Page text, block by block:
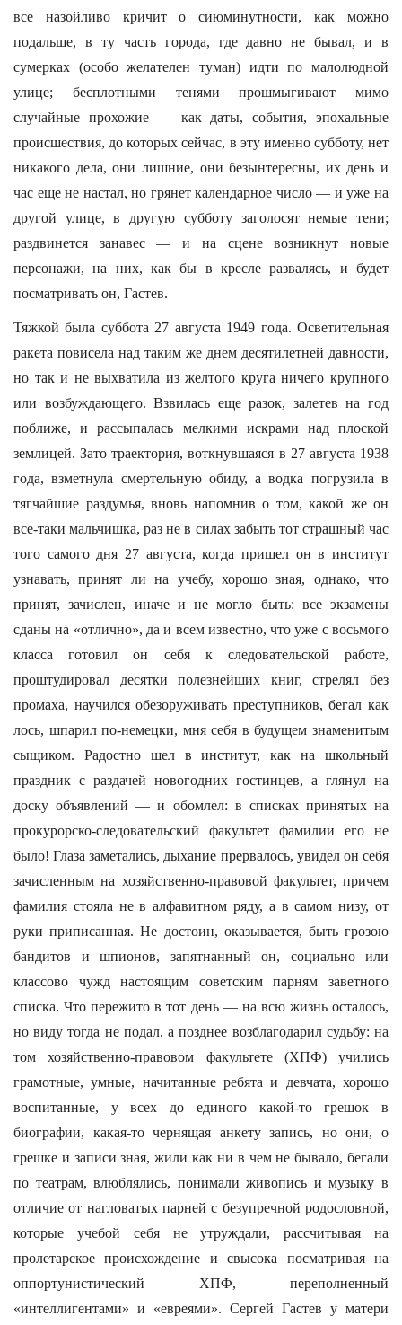
все назойливо кричит о сиюминутности, как можно
подальше, в ту часть города, где давно не бывал, и в
сумерках (особо желателен туман) идти по малолюдной
улице; бесплотными тенями прошмыгивают мимо
случайные прохожие — как даты, события, эпохальные
происшествия, до которых сейчас, в эту именно субботу, нет
никакого дела, они лишние, они безынтересны, их день и
час еще не настал, но грянет календарное число — и уже на
другой улице, в другую субботу заголосят немые тени;
раздвинется занавес — и на сцене возникнут новые
персонажи, на них, как бы в кресле развалясь, и будет
посматривать он, Гастев.
Тяжкой была суббота 27 августа 1949 года. Осветительная
ракета повисела над таким же днем десятилетней давности,
но так и не выхватила из желтого круга ничего крупного
или возбуждающего. Взвилась еще разок, залетев на год
поближе, и рассыпалась мелкими искрами над плоской
землицей. Зато траектория, воткнувшаяся в 27 августа 1938
года, взметнула смертельную обиду, а водка погрузила в
тягчайшие раздумья, вновь напомнив о том, какой же он
все-таки мальчишка, раз не в силах забыть тот страшный час
того самого дня 27 августа, когда пришел он в институт
узнавать, принят ли на учебу, хорошо зная, однако, что
принят, зачислен, иначе и не могло быть: все экзамены
сданы на «отлично», да и всем известно, что уже с восьмого
класса готовил он себя к следовательской работе,
проштудировал десятки полезнейших книг, стрелял без
промаха, научился обезоруживать преступников, бегал как
лось, шпарил по-немецки, мня себя в будущем знаменитым
сыщиком. Радостно шел в институт, как на школьный
праздник с раздачей новогодних гостинцев, а глянул на
доску объявлений — и обомлел: в списках принятых на
прокурорско-следовательский факультет фамилии его не
было! Глаза заметались, дыхание прервалось, увидел он себя
зачисленным на хозяйственно-правовой факультет, причем
фамилия стояла не в алфавитном ряду, а в самом низу, от
руки приписанная. Не достоин, оказывается, быть грозою
бандитов и шпионов, запятнанный он, социально или
классово чужд настоящим советским парням заветного
списка. Что пережито в тот день — на всю жизнь осталось,
но виду тогда не подал, а позднее возблагодарил судьбу: на
том хозяйственно-правовом факультете (ХПФ) учились
грамотные, умные, начитанные ребята и девчата, хорошо
воспитанные, у всех до единого какой-то грешок в
биографии, какая-то чернящая анкету запись, но они, о
грешке и записи зная, жили как ни в чем не бывало, бегали
по театрам, влюблялись, понимали живопись и музыку в
отличие от нагловатых парней с безупречной родословной,
которые учебой себя не утруждали, рассчитывая на
пролетарское происхождение и свысока посматривая на
оппортунистический ХПФ, переполненный
«интеллигентами» и «евреями». Сергей Гастев у матери